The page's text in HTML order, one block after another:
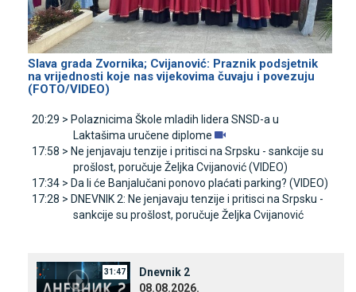
Slava grada Zvornika; Cvijanović: Praznik podsjetnik
na vrijednosti koje nas vijekovima čuvaju i povezuju
(FOTO/VIDEO)
20:29 > Polaznicima Škole mladih lidera SNSD-a u
Laktašima uručene diplome
17:58 > Ne jenjavaju tenzije i pritisci na Srpsku - sankcije su
prošlost, poručuje Željka Cvijanović (VIDEO)
17:34 > Da li će Banjalučani ponovo plaćati parking? (VIDEO)
17:28 > DNEVNIK 2: Ne jenjavaju tenzije i pritisci na Srpsku -
sankcije su prošlost, poručuje Željka Cvijanović
31:47
Dnevnik 2
08.08.2026.